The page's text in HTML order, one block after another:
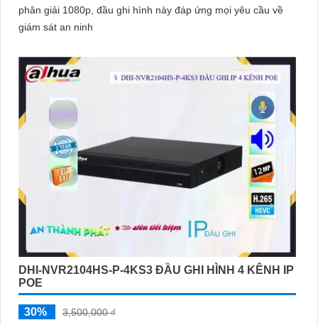
phân giải 1080p, đầu ghi hình này đáp ứng mọi yêu cầu về
giám sát an ninh
DHI-NVR2104HS-P-4KS3 ĐẦU GHI HÌNH 4 KÊNH IP
POE
30%
3,500,000 ₫